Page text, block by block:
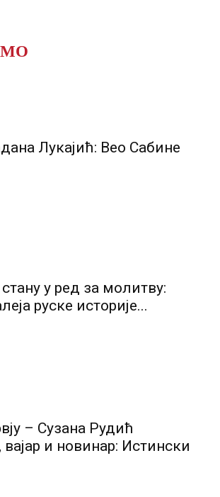
Лукајић: Вео Сабине
у ред за молитву:
руске историје...
– Сузана Рудић
и новинар: Истински